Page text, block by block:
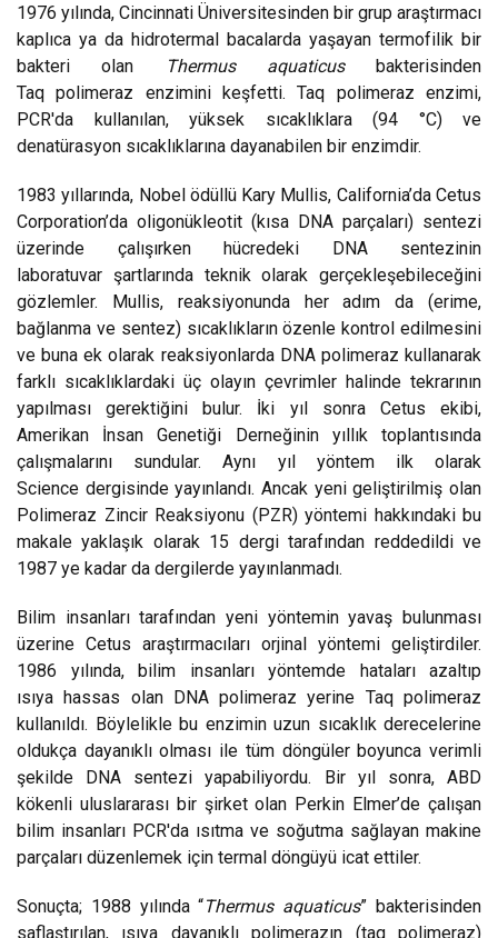
1976 yılında, Cincinnati Üniversitesinden bir grup araştırmacı
kaplıca ya da hidrotermal bacalarda yaşayan termofilik bir
bakteri olan
Thermus aquaticus bakterisinden
Taq polimeraz enzimini keşfetti. Taq polimeraz enzimi,
PCR'da kullanılan, yüksek sıcaklıklara (94 °C) ve
denatürasyon sıcaklıklarına dayanabilen bir enzimdir.
1983 yıllarında, Nobel ödüllü Kary Mullis, California’da Cetus
Corporation’da oligonükleotit (kısa DNA parçaları) sentezi
üzerinde çalışırken hücredeki DNA sentezinin
laboratuvar şartlarında teknik olarak gerçekleşebileceğini
gözlemler. Mullis, reaksiyonunda her adım da (erime,
bağlanma ve sentez) sıcaklıkların özenle kontrol edilmesini
ve buna ek olarak reaksiyonlarda DNA polimeraz kullanarak
farklı sıcaklıklardaki üç olayın çevrimler halinde tekrarının
yapılması gerektiğini bulur. İki yıl sonra Cetus ekibi,
Amerikan İnsan Genetiği Derneğinin yıllık toplantısında
çalışmalarını sundular. Aynı yıl yöntem ilk olarak
Science dergisinde yayınlandı. Ancak yeni geliştirilmiş olan
Polimeraz Zincir Reaksiyonu (PZR) yöntemi hakkındaki bu
makale yaklaşık olarak 15 dergi tarafından reddedildi ve
1987 ye kadar da dergilerde yayınlanmadı.
Bilim insanları tarafından yeni yöntemin yavaş bulunması
üzerine Cetus araştırmacıları orjinal yöntemi geliştirdiler.
1986 yılında, bilim insanları yöntemde hataları azaltıp
ısıya hassas olan DNA polimeraz yerine Taq polimeraz
kullanıldı. Böylelikle bu enzimin uzun sıcaklık derecelerine
oldukça dayanıklı olması ile tüm döngüler boyunca verimli
şekilde DNA sentezi yapabiliyordu. Bir yıl sonra, ABD
kökenli uluslararası bir şirket olan Perkin Elmer’de çalışan
bilim insanları PCR'da ısıtma ve soğutma sağlayan makine
parçaları düzenlemek için termal döngüyü icat ettiler.
Sonuçta; 1988 yılında “Thermus aquaticus” bakterisinden
saflaştırılan, ısıya dayanıklı polimerazın (taq polimeraz)